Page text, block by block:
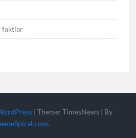
faktlar
| Theme: TimesNews | By
.